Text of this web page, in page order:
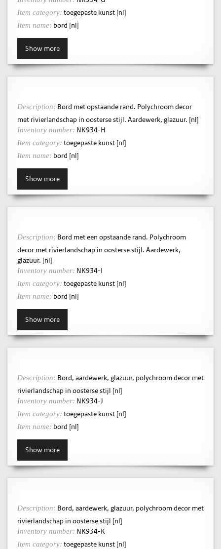
Item category: toegepaste kunst [nl]
Item name: bord [nl]
Show more
Description: Bord met opstaande rand. Polychroom decor
met rivierlandschap in oosterse stijl. Aardewerk, glazuur. [nl]
Inventory number: NK934-H
Item category: toegepaste kunst [nl]
Item name: bord [nl]
Show more
Description: Bord met een opstaande rand. Polychroom
decor met rivierlandschap in oosterse stijl. Aardewerk,
glazuur. [nl]
Inventory number: NK934-I
Item category: toegepaste kunst [nl]
Item name: bord [nl]
Show more
Description: Bord, aardewerk, glazuur, polychroom decor met
rivierlandschap in oosterse stijl [nl]
Inventory number: NK934-J
Item category: toegepaste kunst [nl]
Item name: bord [nl]
Show more
Description: Bord, aardewerk, glazuur, polychroom decor met
rivierlandschap in oosterse stijl [nl]
Inventory number: NK934-K
Item category: toegepaste kunst [nl]